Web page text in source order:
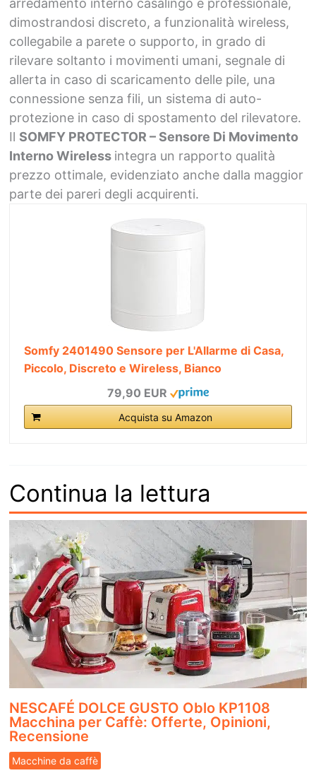
dimostrandosi discreto, a funzionalità wireless,
collegabile a parete o supporto, in grado di
rilevare soltanto i movimenti umani, segnale di
allerta in caso di scaricamento delle pile, una
connessione senza fili, un sistema di auto-
protezione in caso di spostamento del rilevatore.
Il SOMFY PROTECTOR – Sensore Di Movimento
Interno Wireless integra un rapporto qualità
prezzo ottimale, evidenziato anche dalla maggior
parte dei pareri degli acquirenti.
Somfy 2401490 Sensore per L'Allarme di Casa,
Piccolo, Discreto e Wireless, Bianco
79,90 EUR
Acquista su Amazon
Continua la lettura
NESCAFÉ DOLCE GUSTO Oblo KP1108
Macchina per Caffè: Offerte, Opinioni,
Recensione
Macchine da caffè